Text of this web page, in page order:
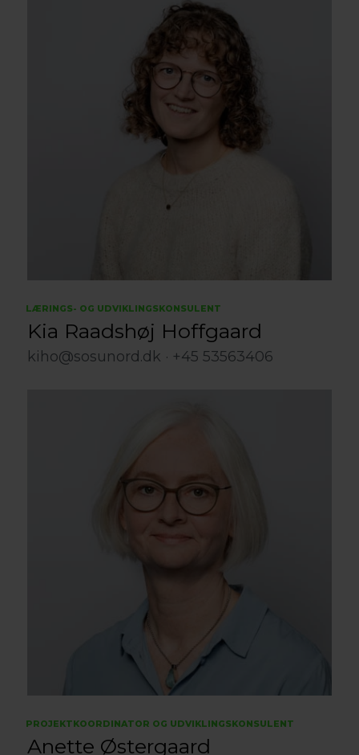
LÆRINGS- OG UDVIKLINGSKONSULENT
Kia Raadshøj Hoffgaard
kiho@sosunord.dk +45 53563406
PROJEKTKOORDINATOR OG UDVIKLINGSKONSULENT
Anette Østergaard